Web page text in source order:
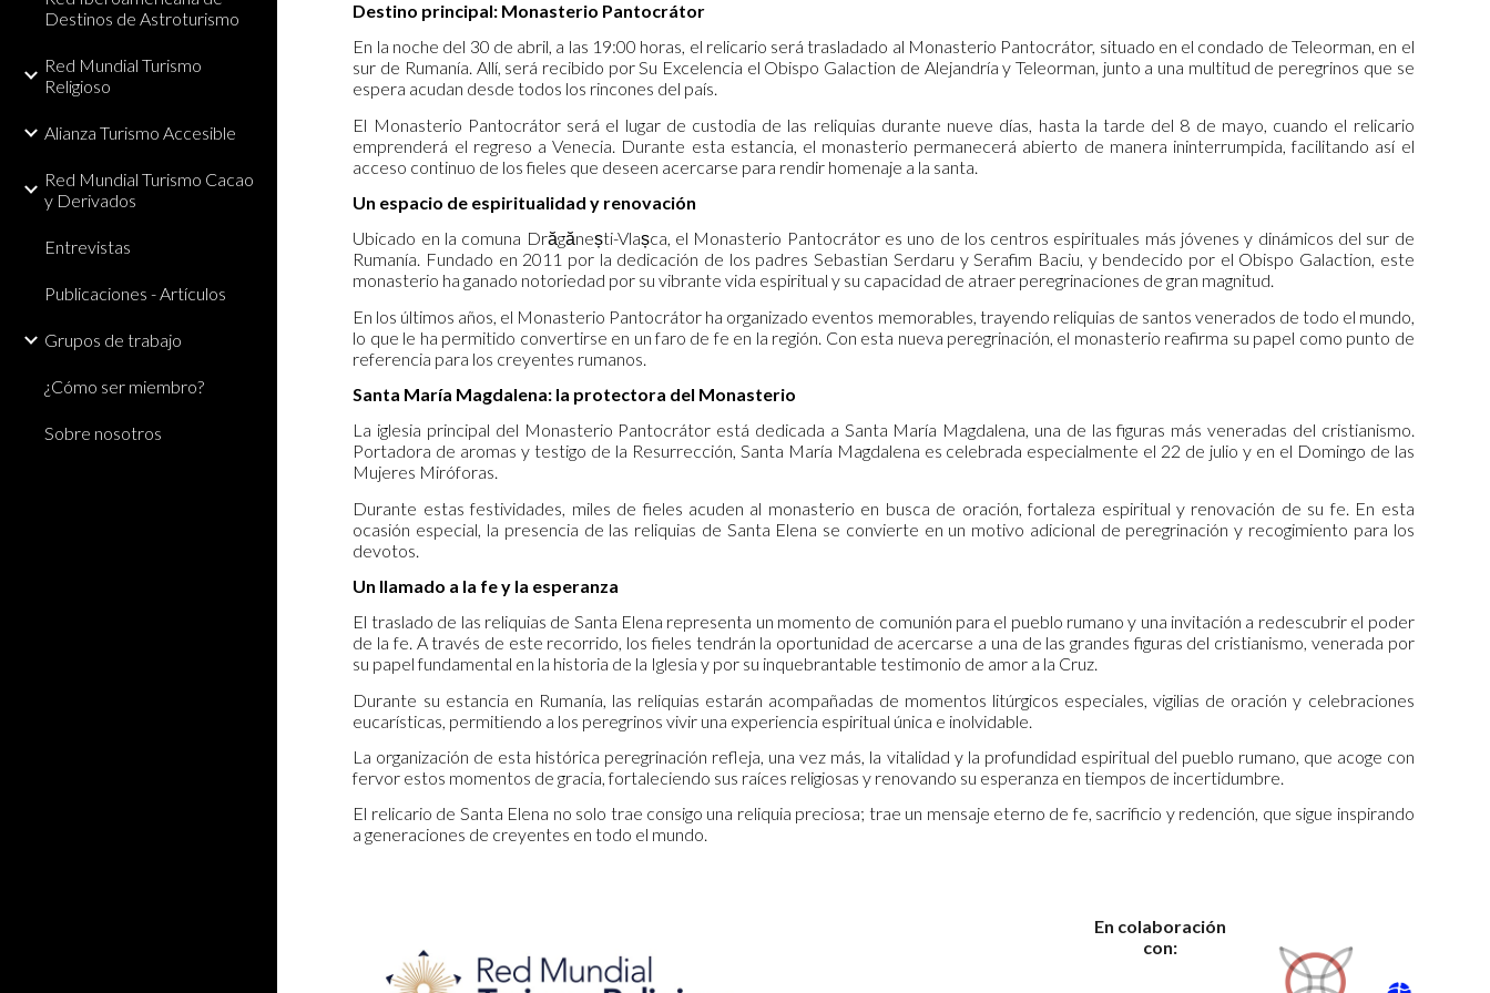
Destinos de Astroturismo
Red Mundial Turismo
Religioso
Alianza Turismo Accesible
Red Mundial Turismo Cacao
y Derivados
Entrevistas
Publicaciones - Artículos
Grupos de trabajo
¿Cómo ser miembro?
Sobre nosotros
Destino principal: Monasterio Pantocrátor
En la noche del 30 de abril, a las 19:00 horas, el relicario será trasladado al Monasterio Pantocrátor, situado en el condado de Teleorman, en el
sur de Rumanía. Allí, será recibido por Su Excelencia el Obispo Galaction de Alejandría y Teleorman, junto a una multitud de peregrinos que se
espera acudan desde todos los rincones del país.
El Monasterio Pantocrátor será el lugar de custodia de las reliquias durante nueve días, hasta la tarde del 8 de mayo, cuando el relicario
emprenderá el regreso a Venecia. Durante esta estancia, el monasterio permanecerá abierto de manera ininterrumpida, facilitando así el
acceso continuo de los fieles que deseen acercarse para rendir homenaje a la santa.
Un espacio de espiritualidad y renovación
Ubicado en la comuna Drăgănești-Vlașca, el Monasterio Pantocrátor es uno de los centros espirituales más jóvenes y dinámicos del sur de
Rumanía. Fundado en 2011 por la dedicación de los padres Sebastian Serdaru y Serafim Baciu, y bendecido por el Obispo Galaction, este
monasterio ha ganado notoriedad por su vibrante vida espiritual y su capacidad de atraer peregrinaciones de gran magnitud.
En los últimos años, el Monasterio Pantocrátor ha organizado eventos memorables, trayendo reliquias de santos venerados de todo el mundo,
lo que le ha permitido convertirse en un faro de fe en la región. Con esta nueva peregrinación, el monasterio reafirma su papel como punto de
referencia para los creyentes rumanos.
Santa María Magdalena: la protectora del Monasterio
La iglesia principal del Monasterio Pantocrátor está dedicada a Santa María Magdalena, una de las figuras más veneradas del cristianismo.
Portadora de aromas y testigo de la Resurrección, Santa María Magdalena es celebrada especialmente el 22 de julio y en el Domingo de las
Mujeres Miróforas.
Durante estas festividades, miles de fieles acuden al monasterio en busca de oración, fortaleza espiritual y renovación de su fe. En esta
ocasión especial, la presencia de las reliquias de Santa Elena se convierte en un motivo adicional de peregrinación y recogimiento para los
devotos.
Un llamado a la fe y la esperanza
El traslado de las reliquias de Santa Elena representa un momento de comunión para el pueblo rumano y una invitación a redescubrir el poder
de la fe. A través de este recorrido, los fieles tendrán la oportunidad de acercarse a una de las grandes figuras del cristianismo, venerada por
su papel fundamental en la historia de la Iglesia y por su inquebrantable testimonio de amor a la Cruz.
Durante su estancia en Rumanía, las reliquias estarán acompañadas de momentos litúrgicos especiales, vigilias de oración y celebraciones
eucarísticas, permitiendo a los peregrinos vivir una experiencia espiritual única e inolvidable.
La organización de esta histórica peregrinación refleja, una vez más, la vitalidad y la profundidad espiritual del pueblo rumano, que acoge con
fervor estos momentos de gracia, fortaleciendo sus raíces religiosas y renovando su esperanza en tiempos de incertidumbre.
El relicario de Santa Elena no solo trae consigo una reliquia preciosa; trae un mensaje eterno de fe, sacrificio y redención, que sigue inspirando
a generaciones de creyentes en todo el mundo.
En colaboración
con: